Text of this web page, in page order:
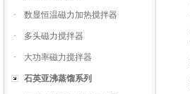
· 数显恒温磁力加热搅拌器
· 多头磁力搅拌器
· 大功率磁力搅拌器
石英亚沸蒸馏系列